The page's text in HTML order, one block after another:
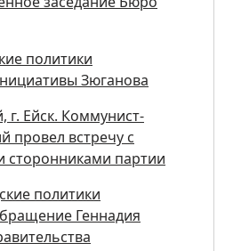
политики
Зюганова
г. Ейск. Коммунист-
провел встречу с
сторонниками партии
политики
Геннадия